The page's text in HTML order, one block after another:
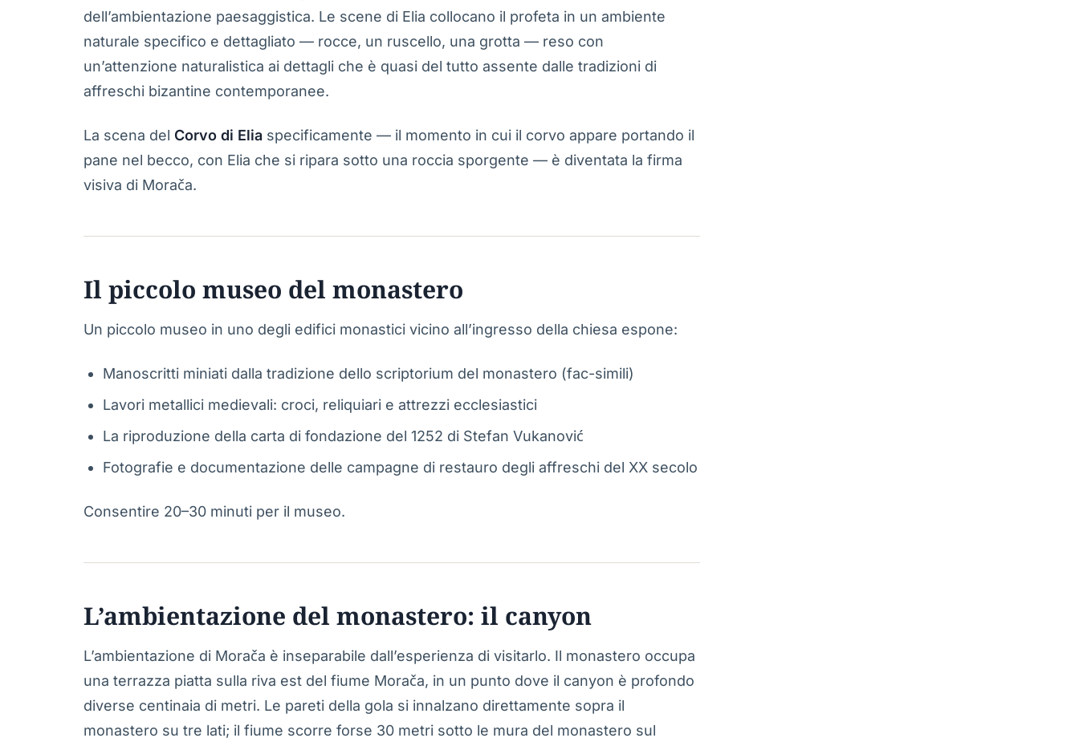
dell’ambientazione paesaggistica. Le scene di Elia collocano il profeta in un ambiente
naturale specifico e dettagliato — rocce, un ruscello, una grotta — reso con
un’attenzione naturalistica ai dettagli che è quasi del tutto assente dalle tradizioni di
affreschi bizantine contemporanee.
La scena del Corvo di Elia specificamente — il momento in cui il corvo appare portando il
pane nel becco, con Elia che si ripara sotto una roccia sporgente — è diventata la firma
visiva di Morača.
Il piccolo museo del monastero
Un piccolo museo in uno degli edifici monastici vicino all’ingresso della chiesa espone:
Manoscritti miniati dalla tradizione dello scriptorium del monastero (fac-simili)
Lavori metallici medievali: croci, reliquiari e attrezzi ecclesiastici
La riproduzione della carta di fondazione del 1252 di Stefan Vukanović
Fotografie e documentazione delle campagne di restauro degli affreschi del XX secolo
Consentire 20–30 minuti per il museo.
L’ambientazione del monastero: il canyon
L’ambientazione di Morača è inseparabile dall’esperienza di visitarlo. Il monastero occupa
una terrazza piatta sulla riva est del fiume Morača, in un punto dove il canyon è profondo
diverse centinaia di metri. Le pareti della gola si innalzano direttamente sopra il
monastero su tre lati; il fiume scorre forse 30 metri sotto le mura del monastero sul